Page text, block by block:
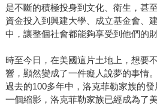
是不斷的積極投身到文化、衛生，甚
資金投入到興建大學、成立基金會、
中，讓整個社會都能夠享受到他們的財
時至今日，在美國這片土地上，想要
響，顯然變成了一件癡人說夢的事情
過去的100多年中，洛克菲勒家族的
一個縮影，洛克菲勒家族已經成為了